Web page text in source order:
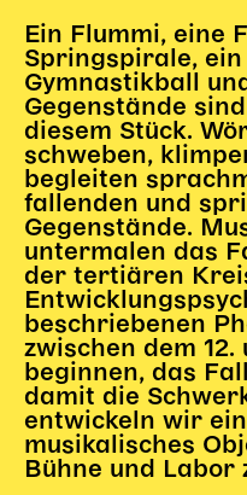
Theaterwerkstätten
PÄDAGOGIK
Kunst + Wissen
Rund um den
Begleitmaterial
TheaterPaket
Partnerklasse +
Schulabenteuernacht
Probenklasse
Theaterklasse
Vorstellungen für
Angebote für
Ein Flummi, eine
Springspirale, ein
Gymnastikball
Gegenstände
diesem Stück.
schweben,
begleiten
fallenden und
Gegenstände.
untermalen das
der tertiären
beschriebenen
zwischen dem 12.
beginnen, das
damit die
entwickeln wir
musikalisches
Bühne und Labor